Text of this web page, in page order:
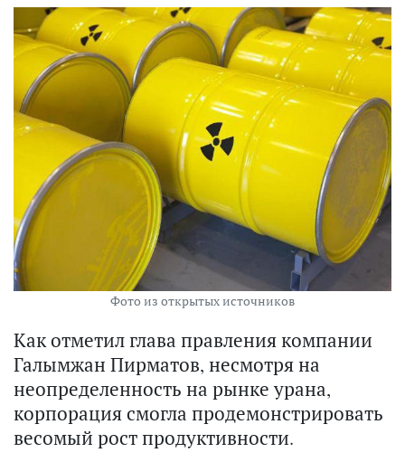
Фото из открытых источников
Как отметил глава правления компании
Галымжан Пирматов, несмотря на
неопределенность на рынке урана,
корпорация смогла продемонстрировать
весомый рост продуктивности.